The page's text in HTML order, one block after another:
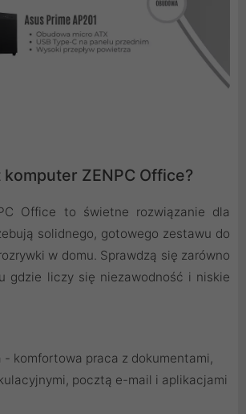
ZENPC Office?
Office to świetne rozwiązanie dla
solidnego, gotowego zestawu do
w domu. Sprawdzą się zarówno
gdzie liczy się niezawodność i niskie
- komfortowa praca z dokumentami,
pocztą e-mail i aplikacjami